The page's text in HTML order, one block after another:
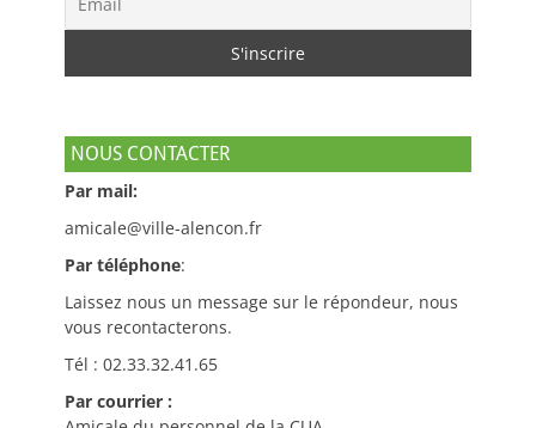
NOUS CONTACTER
Par mail:
amicale@ville-alencon.fr
Par téléphone:
Laissez nous un message sur le répondeur, nous
vous recontacterons.
Tél : 02.33.32.41.65
Par courrier :